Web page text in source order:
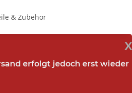
& Zubehör
x
erfolgt jedoch erst wieder